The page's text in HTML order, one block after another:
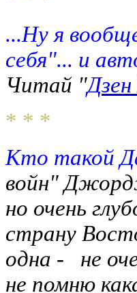
...Ну я
себя"... и
Читай "
* * *
Кто такой
войн"
но очень
страну
одна - не
не помню